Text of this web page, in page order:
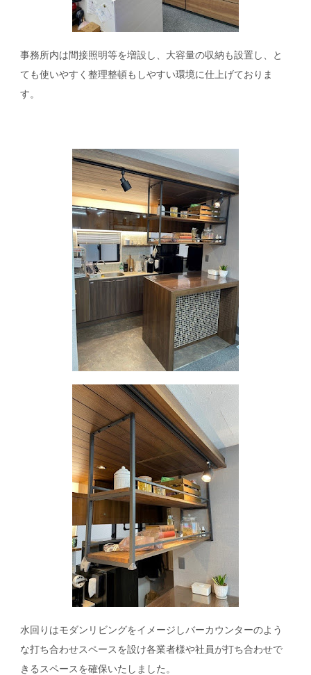
事務所内は間接照明等を増設し、大容量の収納も設置し、と
ても使いやすく整理整頓も しやすい環境に仕上げておりま
す。
水回りはモダンリビングをイメージしバーカウンターのよう
な打ち合わせスペースを設け各業者様や社員が打ち合わせで
きるスペースを確保いたしました。